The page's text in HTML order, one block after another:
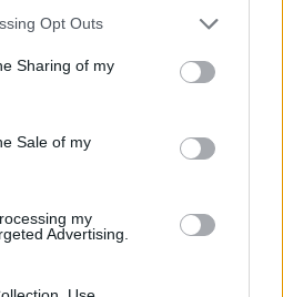
app uses one or more Google
behaviour. You may click to
and its third-party tags to
purposes in below Google
Opt Outs
Sharing of my
Sale of my
my
Advertising.
la
CaixaBank